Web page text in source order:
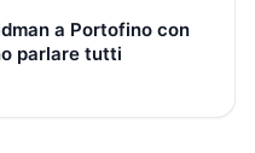
a Portofino con
parlare tutti